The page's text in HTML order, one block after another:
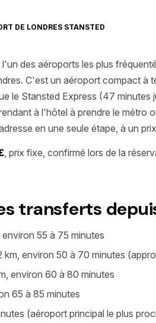
DE LONDRES STANSTED
des aéroports les plus
C'est un aéroport compact à
le Stansted Express (47
à l'hôtel à prendre le métro
en une seule étape, à un
, prix fixe, confirmé lors de la
transferts
environ 55 à 75 minutes
km, environ 50 à 70 minutes
environ 60 à 80 minutes
65 à 85 minutes
(aéroport principal le plus